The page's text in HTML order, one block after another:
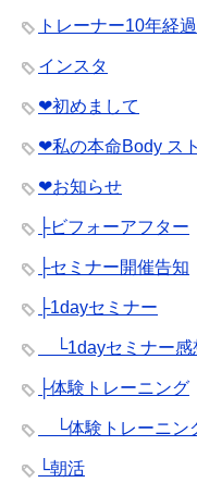
トレーナー10年経過
インスタ
❤︎初めまして
❤︎私の本命Body ス
❤︎お知らせ
├ビフォーアフター
├セミナー開催告知
├1dayセミナー
└1dayセミナー感
├体験トレーニング
└体験トレーニン
└朝活